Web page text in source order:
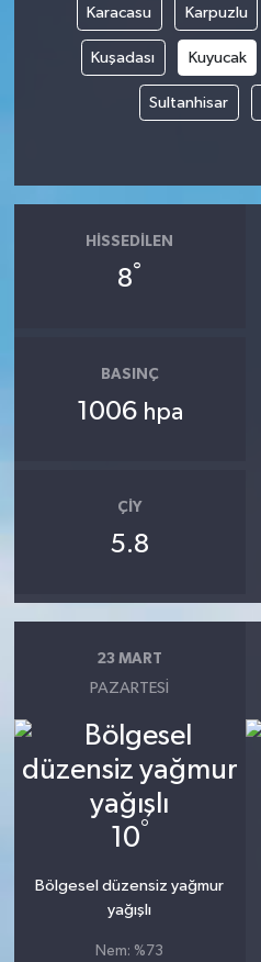
Karacasu Karpuzlu
Kuşadası Kuyucak
Sultanhisar
HISSEDILEN
8°
BASINÇ
1006 hpa
ÇIY
5.8
23 MART
PAZARTESI
10°
Bölgesel düzensiz yağmur
yağışlı
Nem: %73